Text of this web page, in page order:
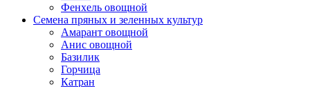
Фенхель овощной
Семена пряных и зеленных культур
Амарант овощной
Анис овощной
Базилик
Горчица
Катран